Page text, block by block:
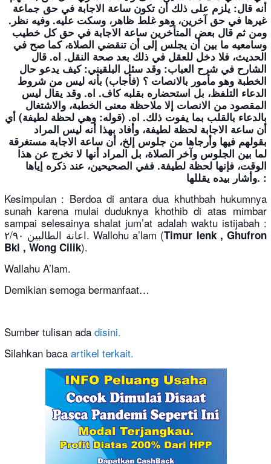
أنه قال: يلزم على ذلك أن تكون ساعة الاجابة في حق جماعة
غيرها في حق آخرين، وهو غلط ظاهر، وسكت عليه. وفيه نظر.
ومن ثم قال بعض المتأخرين ساعة الاجابة في حق كل خطيب
وسامعيه ما بين أن يجلس إلى أن تنقضي الصلاة، كما صح في
الحديث، فلا دخل للعقل في ذلك بعد صحة النقل. اه. قال
الشارح في شرح العباب: وقد سئل البلقيني: كيف يدعو حال
الخطبة وهو مأمور بالانصات ؟ (فأجاب) بأنه ليس من شروط
الدعاء التلفظ، بل استحضاره بقلبه كاف. اه. وقد يقال ليس
المقصود من الانصات إلا ملاحظة معنى الخطبة، والاشتغال
بالدعاء بالقلب بما يفوت ذلك. اه. (قوله: وهي لحظة لطيفة) أي
أن ساعة الاجابة لحظة لطيفة، وأفاد بهذا أنه ليس المراد
بقولهم فيها وأرجاها من جلوس إلخ، أن ساعة الاجابة مستغرقة
لما بين الجلوس وآخر الصلاة، بل المراد أنها لا تخرج عن هذا
الوقت، فإنها لحظة لطيفة. ففي الصحيحين، عند ذكره إياها
وأشار بيده يقللها. :
Kesimpulan : Berdoa di antara dua khuthbah hukumnya
sunah karena mulai duduknya khothib di atas mimbar
sampai selesainya shalat jum’at adalah waktu istijabah :
اعانة الطالبين ٢/٩٠. Wallohu a’lam (Timur lenk , Ghufron
Bkl , Wong Cilik).
Wallahu A’lam.
Demikian semoga bermanfaat…
Sumber tulisan ada disini.
Silahkan baca artikel terkait.